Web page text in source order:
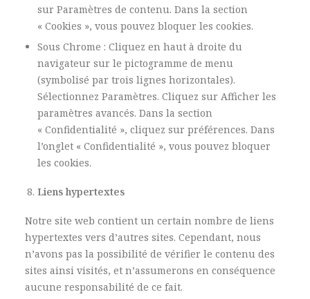
sur Paramètres de contenu. Dans la section
« Cookies », vous pouvez bloquer les cookies.
Sous Chrome : Cliquez en haut à droite du
navigateur sur le pictogramme de menu
(symbolisé par trois lignes horizontales).
Sélectionnez Paramètres. Cliquez sur Afficher les
paramètres avancés. Dans la section
« Confidentialité », cliquez sur préférences. Dans
l’onglet « Confidentialité », vous pouvez bloquer
les cookies.
Liens hypertextes
Notre site web contient un certain nombre de liens
hypertextes vers d’autres sites. Cependant, nous
n’avons pas la possibilité de vérifier le contenu des
sites ainsi visités, et n’assumerons en conséquence
aucune responsabilité de ce fait.